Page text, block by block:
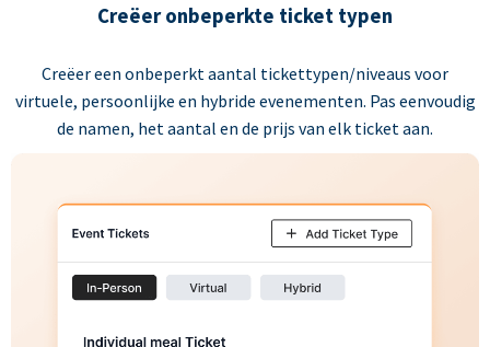
Creëer onbeperkte ticket typen
Creëer een onbeperkt aantal tickettypen/niveaus voor
virtuele, persoonlijke en hybride evenementen. Pas eenvoudig
de namen, het aantal en de prijs van elk ticket aan.